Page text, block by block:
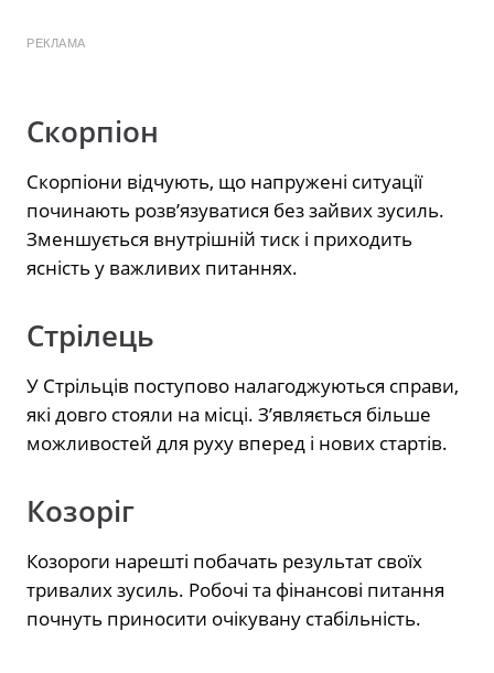
РЕКЛАМА
Скорпіон
Скорпіони відчують, що напружені ситуації
починають розв’язуватися без зайвих зусиль.
Зменшується внутрішній тиск і приходить
ясність у важливих питаннях.
Стрілець
У Стрільців поступово налагоджуються справи,
які довго стояли на місці. З’являється більше
можливостей для руху вперед і нових стартів.
Козоріг
Козороги нарешті побачать результат своїх
тривалих зусиль. Робочі та фінансові питання
почнуть приносити очікувану стабільність.